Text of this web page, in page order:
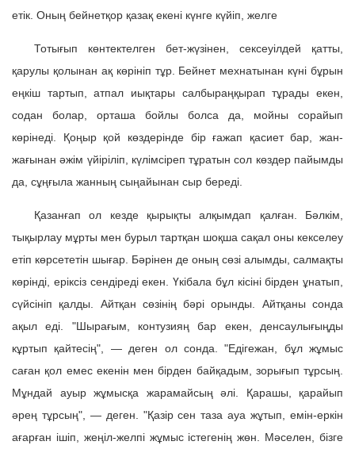
етік. Оның бейнетқор қазақ екені күнге күйіп, желге
Тотығып көнтектелген бет-жүзінен, сексеуілдей қатты,
қарулы қолынан ақ көрініп тұр. Бейнет мехнатынан күні бұрын
еңкіш тартып, атпал иықтары салбыраңқырап тұрады екен,
содан болар, орташа бойлы болса да, мойны сорайып
көрінеді. Қоңыр қой көздерінде бір ғажап қасиет бар, жан-
жағынан әжім үйіріліп, күлімсіреп тұратын сол көздер пайымды
да, сұңғыла жанның сыңайынан сыр береді.
Қазанғап ол кезде қырықты алқымдап қалған. Бәлкім,
тықырлау мұрты мен бурыл тартқан шоқша сақал оны кекселеу
етіп көрсететін шығар. Бәрінен де оның сөзі алымды, салмақты
көрінді, еріксіз сендіреді екен. Үкібала бұл кісіні бірден ұнатып,
сүйсініп қалды. Айтқан сөзінің бәрі орынды. Айтқаны сонда
ақыл еді. "Шырағым, контузияң бар екен, денсаулығыңды
кұртып қайтесің", — деген ол сонда. "Едігежан, бұл жұмыс
саған қол емес екенін мен бірден байқадым, зорығып тұрсың.
Мұндай ауыр жұмысқа жарамайсың әлі. Қарашы, қарайып
әрең тұрсың", — деген. "Қазір сен таза ауа жұтып, емін-еркін
ағарған ішіп, жеңіл-желпі жұмыс істегенің жөн. Мәселен, бізге